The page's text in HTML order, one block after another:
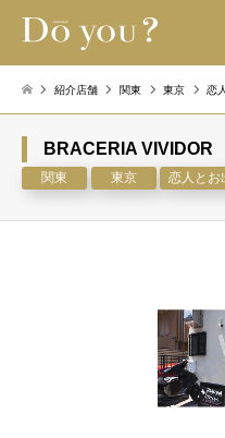
紹介店舗 関東 東京 恋
BRACERIA VIVIDOR
関東 東京 恋人とお